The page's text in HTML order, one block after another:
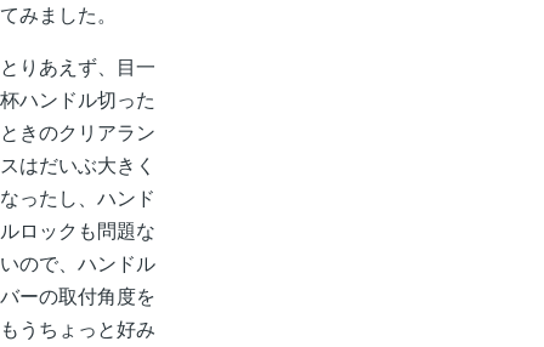
てみました。
とりあえず、目一
杯ハンドル切った
ときのクリアラン
スはだいぶ大きく
なったし、ハンド
ルロックも問題な
いので、ハンドル
バーの取付角度を
もうちょっと好み